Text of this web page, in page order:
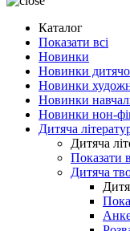
Каталог
Показати всі
Новинки
Новинки
Новинки
Новинки
Новинки нон-
Дитяча
Дитяча
Показати
Дитяча